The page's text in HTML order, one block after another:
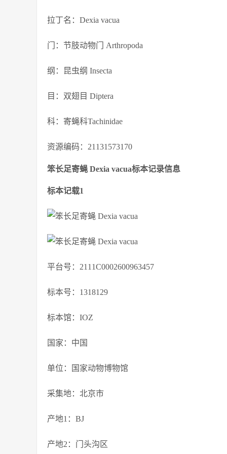
拉丁名：Dexia vacua
门：节肢动物门 Arthropoda
纲：昆虫纲 Insecta
目：双翅目 Diptera
科：寄蝇科Tachinidae
资源编码：21131573170
笨长足寄蝇 Dexia vacua标本记录信息
标本记载1
平台号：2111C0002600963457
标本号：1318129
标本馆：IOZ
国家：中国
单位：国家动物博物馆
采集地：北京市
产地1：BJ
产地2：门头沟区